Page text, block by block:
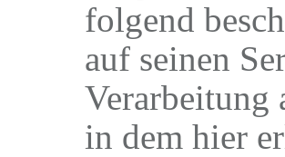
folgend
auf seinen
Verarbeitung
in dem hier